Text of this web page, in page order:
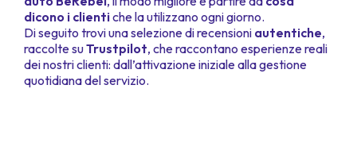
dicono i clientiche la utilizzano ogni giorno.
Di seguito trovi una selezione di recensioni autentiche,
raccolte suTrustpilot, che raccontano esperienze reali
dei nostri clienti: dall’attivazione iniziale alla gestione
quotidiana del servizio.